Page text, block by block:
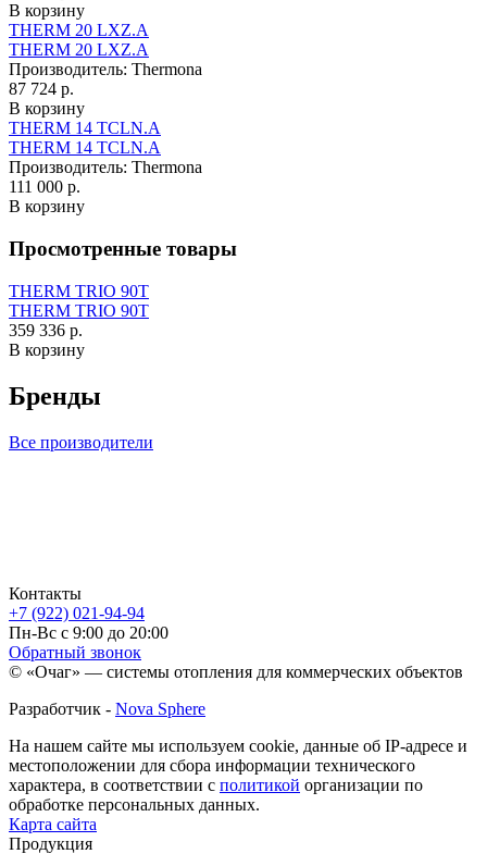
В корзину
THERM 20 LXZ.A
THERM 20 LXZ.A
Производитель: Thermona
87 724 р.
В корзину
THERM 14 TCLN.A
THERM 14 TCLN.A
Производитель: Thermona
111 000 р.
В корзину
Просмотренные товары
THERM TRIO 90T
THERM TRIO 90T
359 336 р.
В корзину
Бренды
Все производители
Контакты
+7 (922) 021-94-94
Пн-Вс с 9:00 до 20:00
Обратный звонок
© «Очаг» — системы отопления для коммерческих объектов
Разработчик - Nova Sphere
На нашем сайте мы используем cookie, данные об IP-адресе и
местоположении для сбора информации технического
характера, в соответствии с политикой организации по
обработке персональных данных.
Карта сайта
Продукция